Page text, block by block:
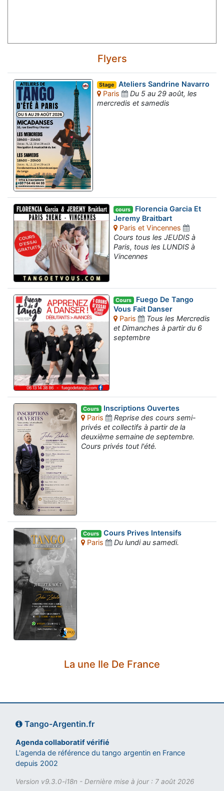
Flyers
Stage Ateliers Sandrine Navarro
Paris
Du 5 au 29 août, les
mercredis et samedis
cours Florencia Garcia Et
Jeremy Braitbart
Paris et Vincennes
Cours tous les JEUDIS à
Paris, tous les LUNDIS à
Vincennes
Cours Fuego De Tango
Vous Fait Danser
Paris
Tous les Mercredis
et Dimanches à partir du 6
septembre
Cours Inscriptions Ouvertes
Paris
Reprise des cours semi-
privés et collectifs à partir de la
deuxième semaine de septembre.
Cours privés tout l'été.
Cours Cours Prives Intensifs
Paris
Du lundi au samedi.
La une Ile De France
Tango-Argentin.fr
Agenda collaboratif vérifié
L'agenda de référence du tango argentin en France
depuis 2002
Version v9.3.0-i18n - Dernière mise à jour : 7 août 2026